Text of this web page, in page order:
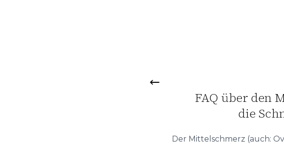
FAQ über den
die
Der Mittelschmerz (auch: